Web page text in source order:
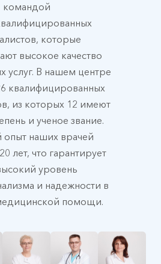
командой
которые
высокое качество
услуг. В нашем центре
квалифицированных
из которых 12 имеют
и ученое звание.
наших врачей
лет, что гарантирует
уровень
и надежности в
помощи.